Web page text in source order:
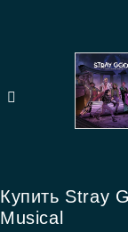
Купить Stray
Musical